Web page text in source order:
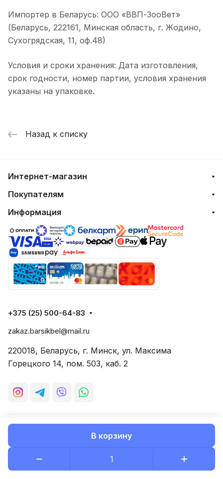
В корзину
Импортер в Беларусь: ООО «ВВП-ЗооВет»
(Беларусь, 222161, Минская область, г. Жодино,
Сухогрядская, 11, оф.48)
Условия и сроки хранения: Дата изготовления,
срок годности, номер партии, условия хранения
указаны на упаковке.
Назад к списку
Интернет-магазин
Покупателям
Информация
+375 (25) 500-64-83
zakaz.barsikbel@mail.ru
220018, Беларусь, г. Минск, ул. Максима
Горецкого 14, пом. 503, каб. 2
© 2026 Все права защищены
Разработано в